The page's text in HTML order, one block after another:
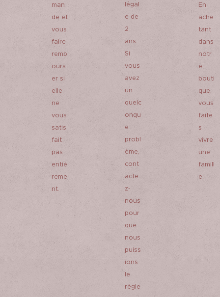
man
de et
vous
faire
remb
ours
er si
elle
ne
vous
satis
fait
pas
entiè
reme
nt.
légal
e de
2
ans.
Si
vous
avez
un
quelc
onqu
e
probl
ème,
cont
acte
z-
nous
pour
que
nous
puiss
ions
le
régle
En
ache
tant
dans
notr
e
bouti
que,
vous
faite
s
vivre
une
famill
e.